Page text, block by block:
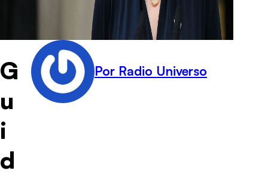
G
u
i
d
Por Radio Universo